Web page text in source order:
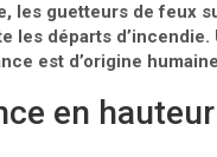
les guetteurs de feux
les départs
est d’origine
en